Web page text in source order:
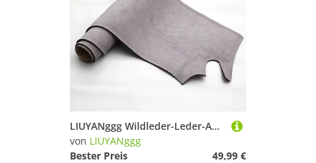
LIUYANggg Wildleder-Leder-Auto-Armaturenbrett-Matte, Armaturenbrett-Pad-Teppich, passend für Mercedes Benz GLK X204 GLK280 GLK300 GLK350 GLK220
von LIUYANggg
Bester Preis
49,99 €